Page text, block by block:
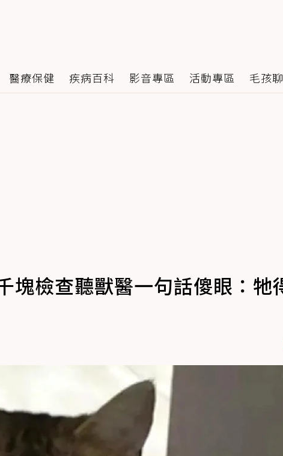
醫療保健 疾病百科 影音專區 活動專區 毛孩
塊檢查聽獸醫一句話傻眼：牠